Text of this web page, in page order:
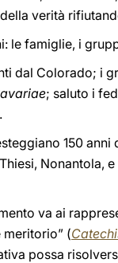
verità
le famiglie, i
dal Colorado; i
; saluto i
150
Nonantola,
va ai
(
possa